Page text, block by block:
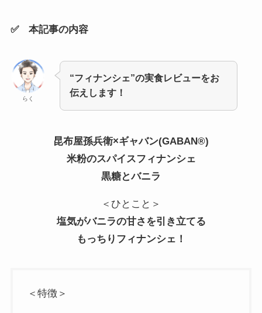
✅ 本記事の内容
らく
“フィナンシェ”の実食レビューをお
伝えします！
昆布屋孫兵衛×ギャバン(GABAN®)
米粉のスパイスフィナンシェ
黒糖とバニラ
＜ひとこと＞
塩気がバニラの甘さを引き立てる
もっちりフィナンシェ！
＜特徴＞